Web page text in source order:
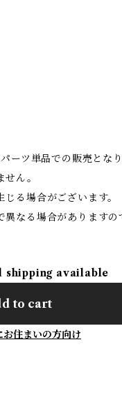
ツ単品での販売となり
ん。
る場合がございます。
なる場合がありますの
available
to cart
お住まいの方向け